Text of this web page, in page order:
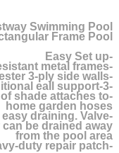
Swimming Pool
Frame Pool
-Easy Set up
-Rust-resistant metal frames
-Heavy-duty PVC and polyester 3-ply side walls
-3-ply band provides additional eall support
shade attaches to
home garden hoses
draining. Valve
be drained away
from the pool area
-Heavy-duty repair patch